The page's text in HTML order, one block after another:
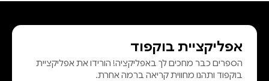
אפליקציית בוקפוד
הספרים כבר מחכים לך באפליקציה! הורידו את אפליקציית
בוקפוד ותהנו מחווית קריאה ברמה אחרת.